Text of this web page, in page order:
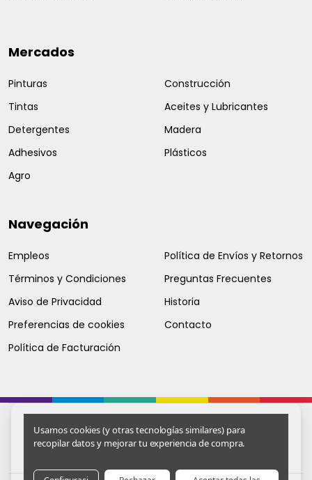
Mercados
Pinturas
Tintas
Detergentes
Adhesivos
Agro
Construcción
Aceites y Lubricantes
Madera
Plásticos
Navegación
Empleos
Términos y Condiciones
Aviso de Privacidad
Preferencias de cookies
Política de Facturación
Política de Envíos y Retornos
Preguntas Frecuentes
Historia
Contacto
Usamos cookies (y otras tecnologías similares) para
recopilar datos y mejorar tu experiencia de compra.